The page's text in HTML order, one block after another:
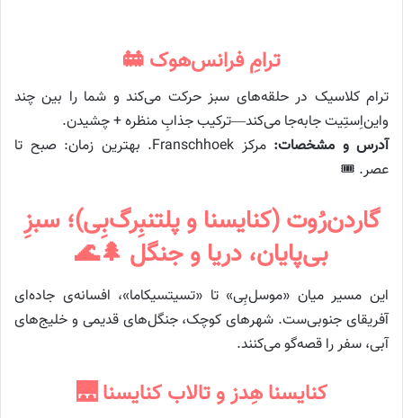
ترامِ فرانس‌هوک 🚋
ترام کلاسیک در حلقه‌های سبز حرکت می‌کند و شما را بین چند
واین‌اِستِیت جابه‌جا می‌کند—ترکیب جذابِ منظره + چشیدن.
آدرس و مشخصات:
مرکز Franschhoek. بهترین زمان: صبح تا
عصر. 🎟️
گاردن‌رُوت (کنایسنا و پلتنبِرگ‌بِی)؛ سبزِ
بی‌پایان، دریا و جنگل 🌲🌊
این مسیر میان «موسل‌بِی» تا «تسیتسیکاما»، افسانه‌ی جاده‌ای
آفریقای جنوبی‌ست. شهرهای کوچک، جنگل‌های قدیمی و خلیج‌های
آبی، سفر را قصه‌گو می‌کنند.
کنایسنا هِدز و تالاب کنایسنا 🌉